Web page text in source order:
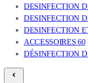
DESINFECTION
DESINFECTION
DESINFECTION
ACCESSOIRES60
DÉSINFECTION